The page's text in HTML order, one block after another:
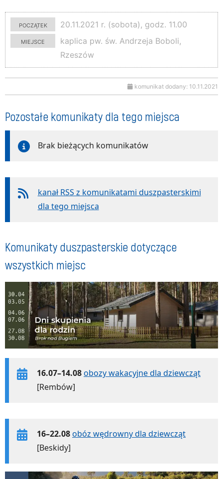
początek
20.11.2021 r. (sobota), godz. 11.00
miejsce
kaplica pw. św. Andrzeja Boboli,
Rzeszów
komunikat dodany: 10.11.2021
Pozostałe komunikaty dla tego miejsca
Brak bieżących komunikatów
kanał RSS z komunikatami duszpasterskimi
dla tego miejsca
Komunikaty duszpasterskie dotyczące
wszystkich miejsc
16.07–14.08obozy wakacyjne dla dziewcząt
[Rembów]
16–22.08obóz wędrowny dla dziewcząt
[Beskidy]